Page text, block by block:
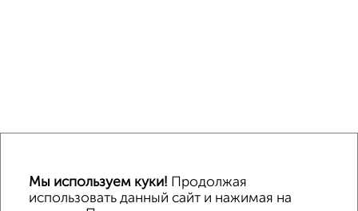
Мы используем куки! Продолжая
использовать данный сайт и нажимая на